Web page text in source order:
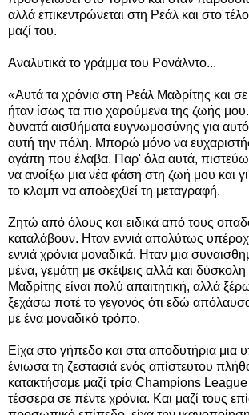
αλλά επικεντρώνεται στη Ρεάλ και στο
μαζί του.
Αναλυτικά το γράμμα του Ρονάλντο...
«Αυτά τα χρόνια στη Ρεάλ Μαδρίτης και
ήταν ίσως τα πιο χαρούμενα της ζωής
δυνατά αισθήματα ευγνωμοσύνης για
αυτή την πόλη. Μπορώ μόνο να
αγάπη που έλαβα. Παρ' όλα αυτά, πιστεύω
να ανοίξω μια νέα φάση στη ζωή μου και
το κλαμπ να αποδεχθεί τη μεταγραφή.
Ζητώ από όλους και ειδικά από τους
καταλάβουν. Ηταν εννιά απολύτως
εννιά χρόνια μοναδικά. Ηταν μια
μένα, γεμάτη με σκέψεις αλλά και δύσκολη
Μαδρίτης είναι πολύ απαιτητική, αλλά
ξεχάσω ποτέ το γεγονός ότι εδώ
με ένα μοναδικό τρόπο.
Είχα στο γήπεδο και στα αποδυτήρια μια
ένιωσα τη ζεστασιά ενός απίστευτου
κατακτήσαμε μαζί τρία Champions League
τέσσερα σε πέντε χρόνια. Και μαζί τους